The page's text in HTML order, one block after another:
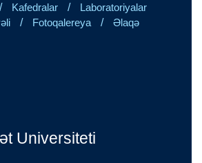
/ Kafedralar / Laboratoriyalar
/ Fotoqalereya / Əlaqə
Universiteti